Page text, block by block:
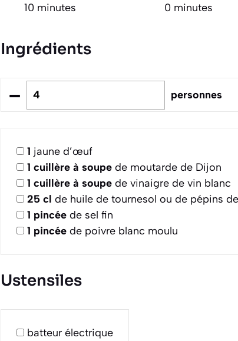
10 minutes 0 minutes
Ingrédients
– personnes
1 jaune d’œuf
1 cuillère à soupe de moutarde de Dijon
1 cuillère à soupe de vinaigre de vin blanc
25 cl de huile de tournesol ou de pépins
1 pincée de sel fin
1 pincée de poivre blanc moulu
Ustensiles
batteur électrique